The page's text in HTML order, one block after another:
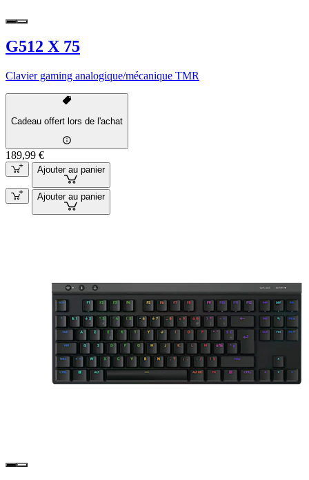
G512 X 75
Clavier gaming analogique/mécanique TMR
Cadeau offert lors de l'achat
189,99 €
Ajouter au panier
Ajouter au panier